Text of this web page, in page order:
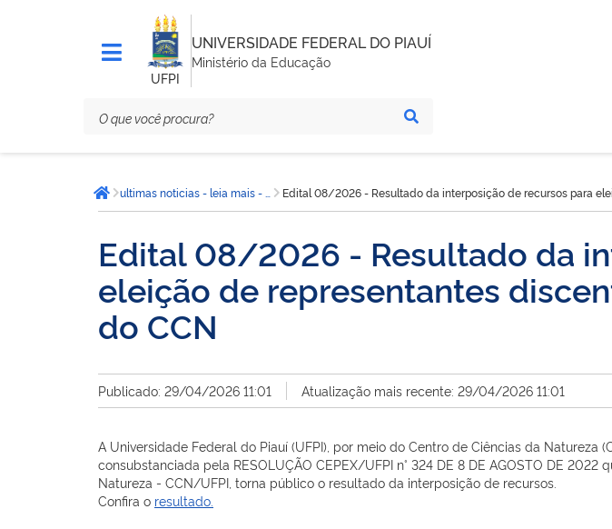
UFPI
UNIVERSIDADE FEDERAL DO PIAUÍ
Ministério da Educação
está
aqui:Página inicial Edital 08/2026 - Resultado da interposição de recursos para
Edital 08/2026 - Resultado da
eleição de representantes
do CCN
Publicado: 29/04/2026 11:01 Atualização mais recente: 29/04/2026 11:01
A Universidade Federal do Piauí (UFPI), por meio do Centro de Ciências da Natureza
consubstanciada pela RESOLUÇÃO CEPEX/UFPI n° 324 DE 8 DE AGOSTO DE 2022
Natureza - CCN/UFPI , torna público o resultado da interposição de recursos.
Confira o resultado.